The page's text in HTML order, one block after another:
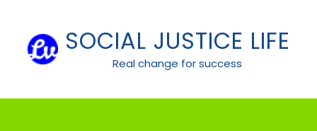
content
SOCIAL JUSTICE LIFE
Real change for success